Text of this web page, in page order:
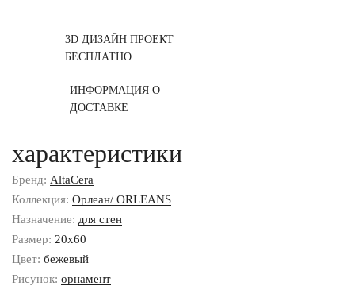
3D ДИЗАЙН ПРОЕКТ
БЕСПЛАТНО
ИНФОРМАЦИЯ О
ДОСТАВКЕ
характеристики
Бренд: AltaCera
Коллекция: Орлеан/ ORLEANS
Назначение: для стен
Размер: 20x60
Цвет: бежевый
Рисунок: орнамент